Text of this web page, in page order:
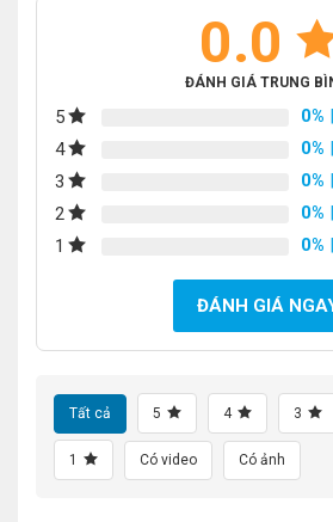
0.0
ĐÁNH GIÁ TRUNG
5 0%
4
0%
3
0%
2
0%
1
0%
ĐÁNH GIÁ
Tất cả 5 4 3
1 Có video Có ảnh